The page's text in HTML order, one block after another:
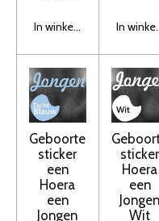
In winkelwagen In
Geboorte
sticker
een
Hoera
een
Jongen
sticker
Hoera
een
Jongen
Wit